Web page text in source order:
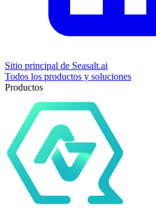
Sitio principal de Seasalt.ai
Todos los productos y soluciones
Productos